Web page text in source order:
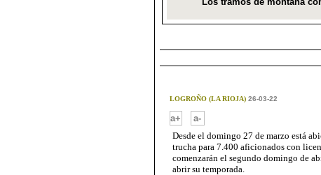
LOGROÑO (LA RIOJA)26-03-22
a+
a-
Desde el domingo 27 de marzo está
trucha para 7.400 aficionados con
comenzarán el segundo domingo de
abrir su temporada.